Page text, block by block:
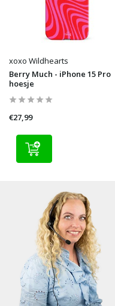
xoxo Wildhearts
Berry Much - iPhone 15 Pro
hoesje
€27,99